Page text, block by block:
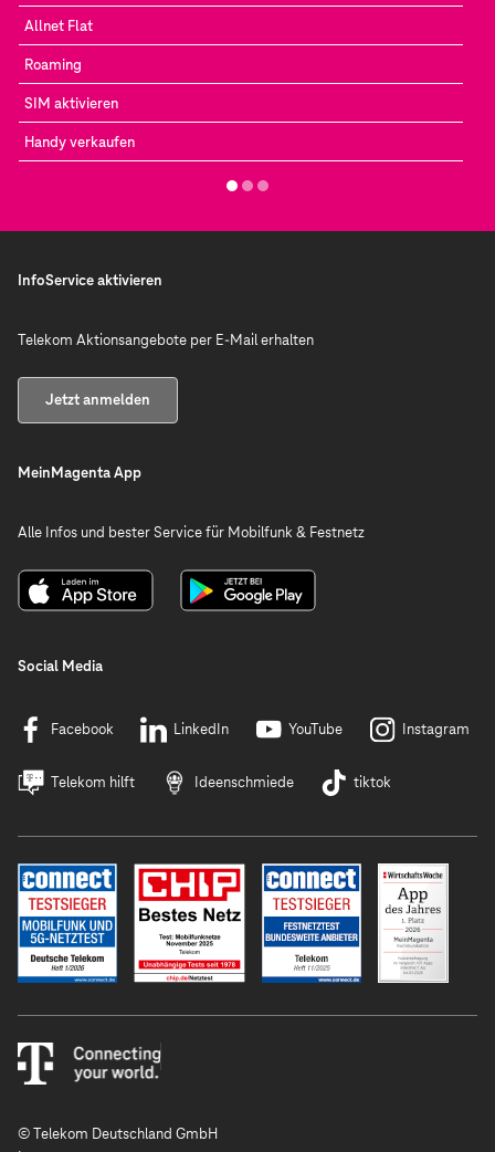
Allnet Flat
Roaming
SIM aktivieren
Handy verkaufen
InfoService aktivieren
Telekom Aktionsangebote per E-Mail erhalten
Jetzt anmelden
MeinMagenta App
Alle Infos und bester Service für Mobilfunk & Festnetz
Social Media
Facebook LinkedIn YouTube Instagram
Telekom hilft Ideenschmiede tiktok
© Telekom Deutschland GmbH